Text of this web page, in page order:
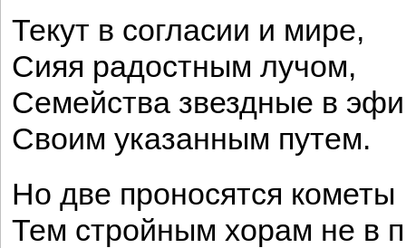
Текут в согласии и мире,
Сияя радостным лучом,
Семейства звездные в
Своим указанным путем.
Но две проносятся кометы
Тем стройным хорам не в